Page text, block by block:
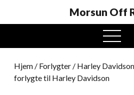
Morsun Off
Åben
menu
Hjem / Forlygter / Harley
forlygte til Harley Davidson